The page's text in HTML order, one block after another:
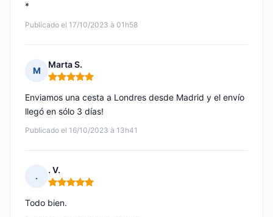
Publicado el 17/10/2023 à 01h58
*
M
Marta S.
Nota: 5 de 5
Publicado el 16/10/2023 à 13h41
Enviamos una cesta a Londres desde Madrid y el envío
llegó en sólo 3 días!
.
. V.
Nota: 5 de 5
Todo bien.